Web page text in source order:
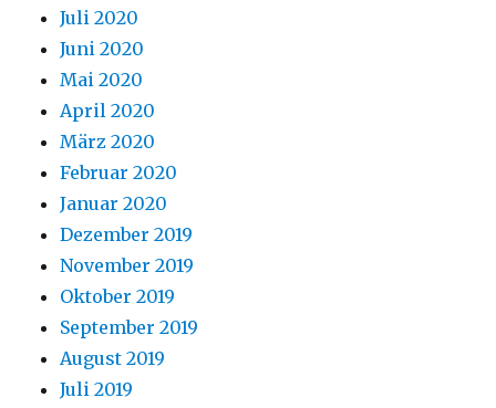
Juli 2020
Juni 2020
Mai 2020
April 2020
März 2020
Februar 2020
Januar 2020
Dezember 2019
November 2019
Oktober 2019
September 2019
August 2019
Juli 2019